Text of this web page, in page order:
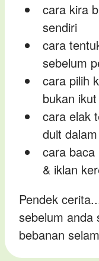
cara kira
sendiri
cara
sebelum
cara pilih
bukan
cara elak
duit
cara baca
& iklan
Pendek
sebelum anda
bebanan